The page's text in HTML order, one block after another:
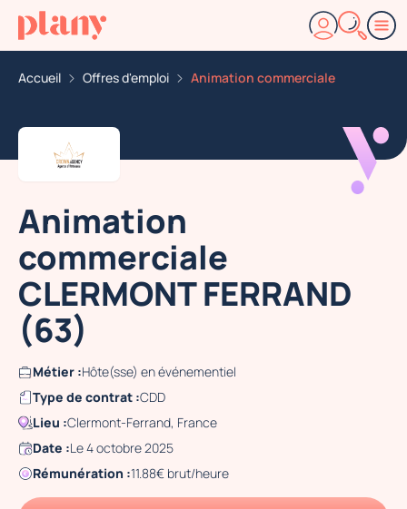
Accueil Offres d'emploi Animation commerciale
Animation
commerciale
CLERMONT FERRAND
(63)
Métier :Hôte(sse) en événementiel
Type de contrat :CDD
Lieu :Clermont-Ferrand, France
Date :Le 4 octobre 2025
Rémunération :11.88€ brut/heure